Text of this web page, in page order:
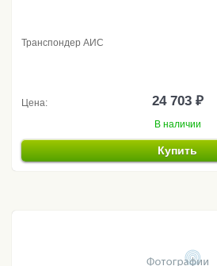
Транспондер АИС
Цена: 24 703 ₽
В наличии
Купить